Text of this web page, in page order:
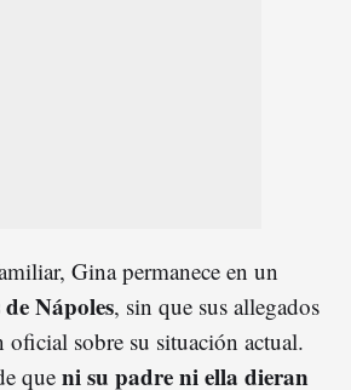
Gina permanece en un
Nápoles, sin que sus allegados
sobre su situación actual.
que ni su padre ni ella dieran